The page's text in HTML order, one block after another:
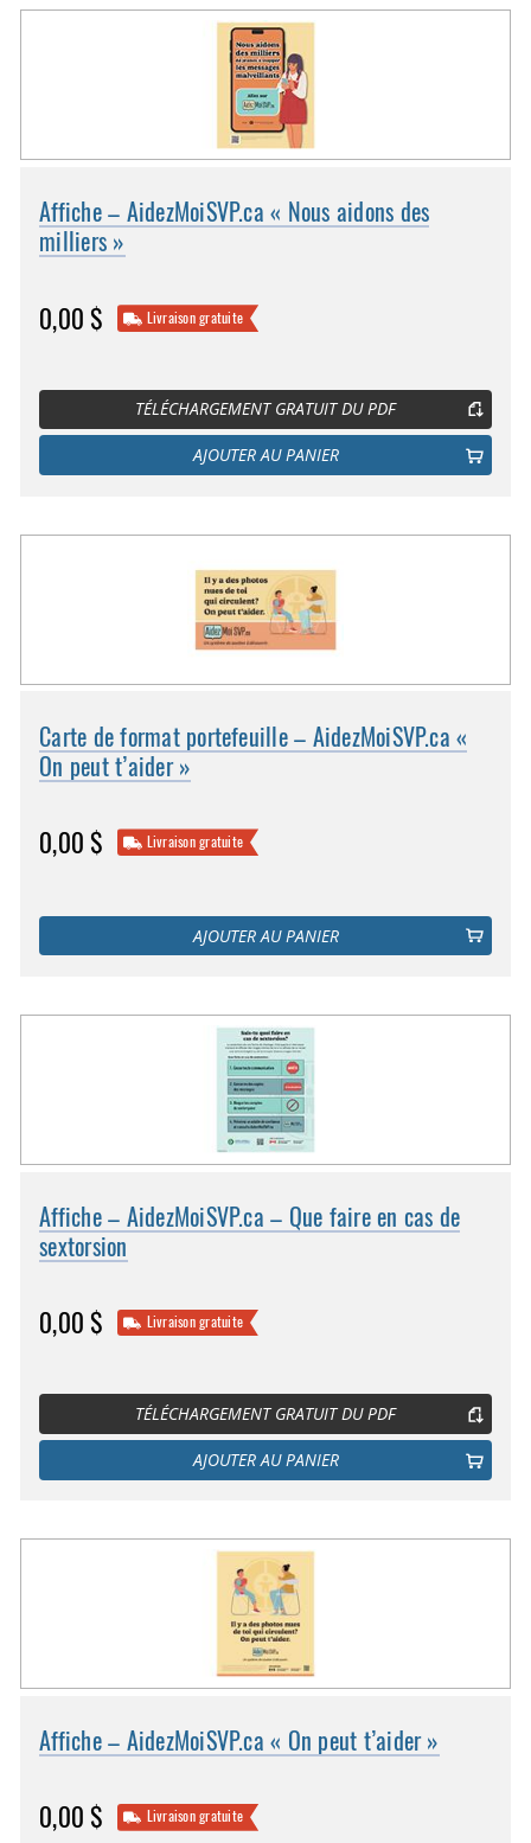
Affiche – AidezMoiSVP.ca « Nous aidons des
milliers »
0,00 $ Livraison gratuite
TÉLÉCHARGEMENT GRATUIT DU PDF
AJOUTER AU PANIER
Carte de format portefeuille – AidezMoiSVP.ca «
On peut t’aider »
0,00 $ Livraison gratuite
AJOUTER AU PANIER
Affiche – AidezMoiSVP.ca – Que faire en cas de
sextorsion
0,00 $ Livraison gratuite
TÉLÉCHARGEMENT GRATUIT DU PDF
AJOUTER AU PANIER
Affiche – AidezMoiSVP.ca « On peut t’aider »
0,00 $ Livraison gratuite